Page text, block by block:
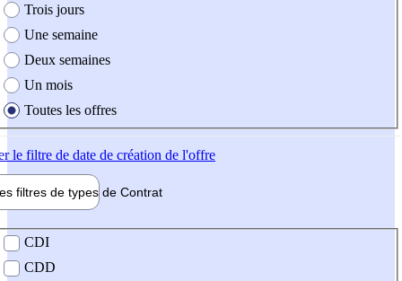
Trois jours
Une semaine
Deux semaines
Un mois
Toutes les offres
le filtre de date de création de l'offre
filtres de types de Contrat
contrat
CDI
CDD